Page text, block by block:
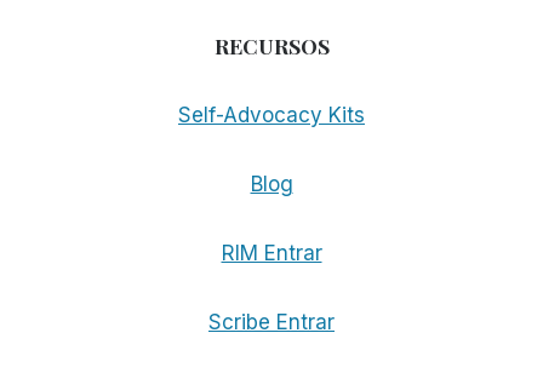
RECURSOS
Self-Advocacy Kits
Blog
RIM Entrar
Scribe Entrar